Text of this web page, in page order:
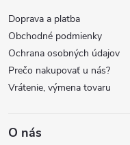
e
Doprava a platba
Obchodné podmienky
Ochrana osobných údajov
Prečo nakupovať u nás?
Vrátenie, výmena tovaru
O nás